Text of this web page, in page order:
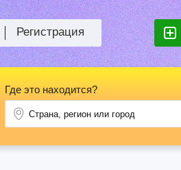
Регистрация
Где это находится?